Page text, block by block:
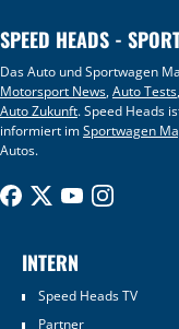
SPEED HEADS -
Das Auto und Sportwagen
Motorsport News,Auto Tests
Auto Zukunft. Speed Heads
informiert imSportwagen
Autos.
INTERN
Speed Heads TV
Partner